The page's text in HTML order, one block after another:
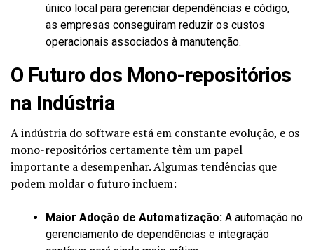
único local para gerenciar dependências e código,
as empresas conseguiram reduzir os custos
operacionais associados à manutenção.
O Futuro dos Mono-repositórios
na Indústria
A indústria do software está em constante evolução, e os
mono-repositórios certamente têm um papel
importante a desempenhar. Algumas tendências que
podem moldar o futuro incluem:
Maior Adoção de Automatização: A automação no
gerenciamento de dependências e integração